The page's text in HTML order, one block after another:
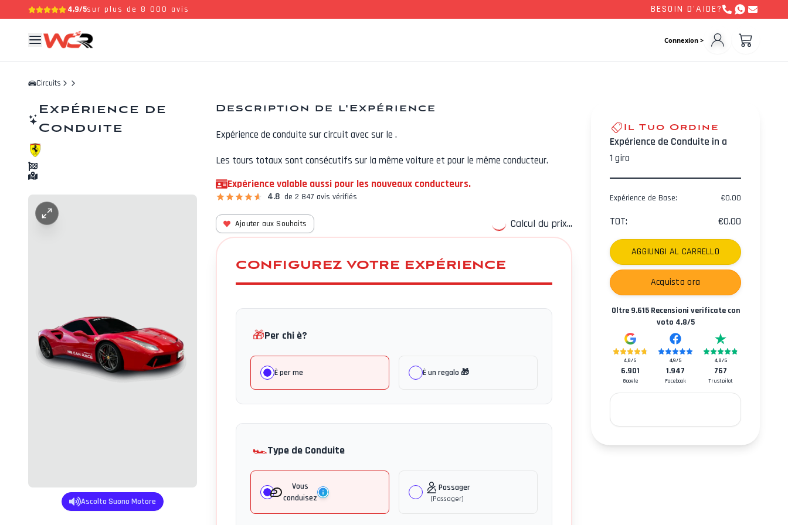
4,9/5sur plus de 8 000 avis BESOIN D'AIDE?
Connexion >
Circuits
Expérience de
Conduite
Ascolta Suono Motore
Description de l'Expérience
Expérience de conduite sur circuit avecsur le .
Les tours totaux sont consécutifs sur la même voiture et pour le même conducteur.
Expérience valable aussi pour les nouveaux conducteurs.
4.8 de 2 847 avis vérifiés
Ajouter aux Souhaits Calcul du prix...
CONFIGUREZ VOTRE EXPÉRIENCE
🎁Per chi è?
È per me È un regalo 🎁
🏎️Type de Conduite
Vous
conduisez
Passager
(Passager)
Il Tuo Ordine
Expérience de Conduite in a
1 giro
Expérience de Base: €0.00
TOT: €0.00
AGGIUNGI AL CARRELLO
Acquista ora
Oltre 9.615Recensioni verificate con
voto 4,8/5
4,8/5
6.901
Google
4,9/5
1.947
Facebook
4,8/5
767
Trustpilot